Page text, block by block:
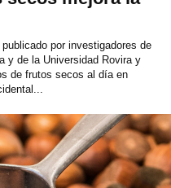
por investigadores de
y de la Universidad Rovira y
de frutos secos al día en